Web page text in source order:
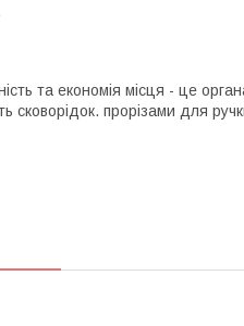
та економія місця - це
сковорідок. прорізами для